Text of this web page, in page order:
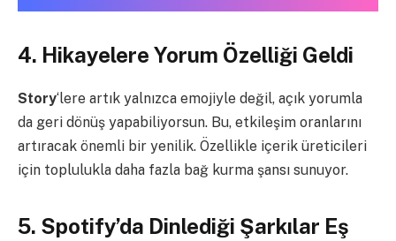
4. Hikayelere Yorum Özelliği Geldi
Story‘lere artık yalnızca emojiyle değil, açık yorumla
da geri dönüş yapabiliyorsun. Bu, etkileşim oranlarını
artıracak önemli bir yenilik. Özellikle içerik üreticileri
için toplulukla daha fazla bağ kurma şansı sunuyor.
5. Spotify’da Dinlediği Şarkılar Eş